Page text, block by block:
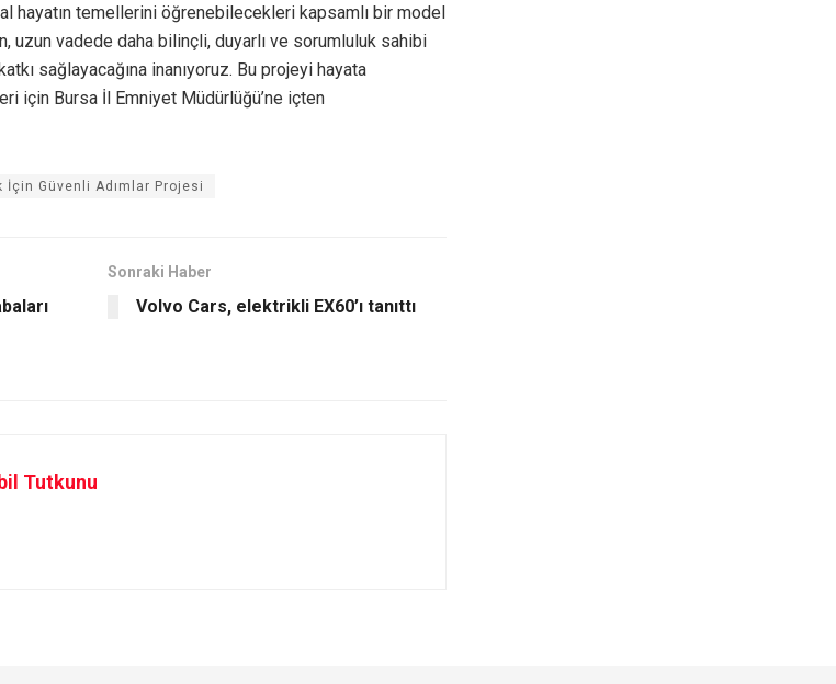
hayatın temellerini öğrenebilecekleri kapsamlı bir model
uzun vadede daha bilinçli, duyarlı ve sorumluluk sahibi
sağlayacağına inanıyoruz. Bu projeyi hayata
için Bursa İl Emniyet Müdürlüğü’ne içten
İçin Güvenli Adımlar Projesi
Sonraki Haber
Volvo Cars, elektrikli EX60’ı tanıttı
Tutkunu